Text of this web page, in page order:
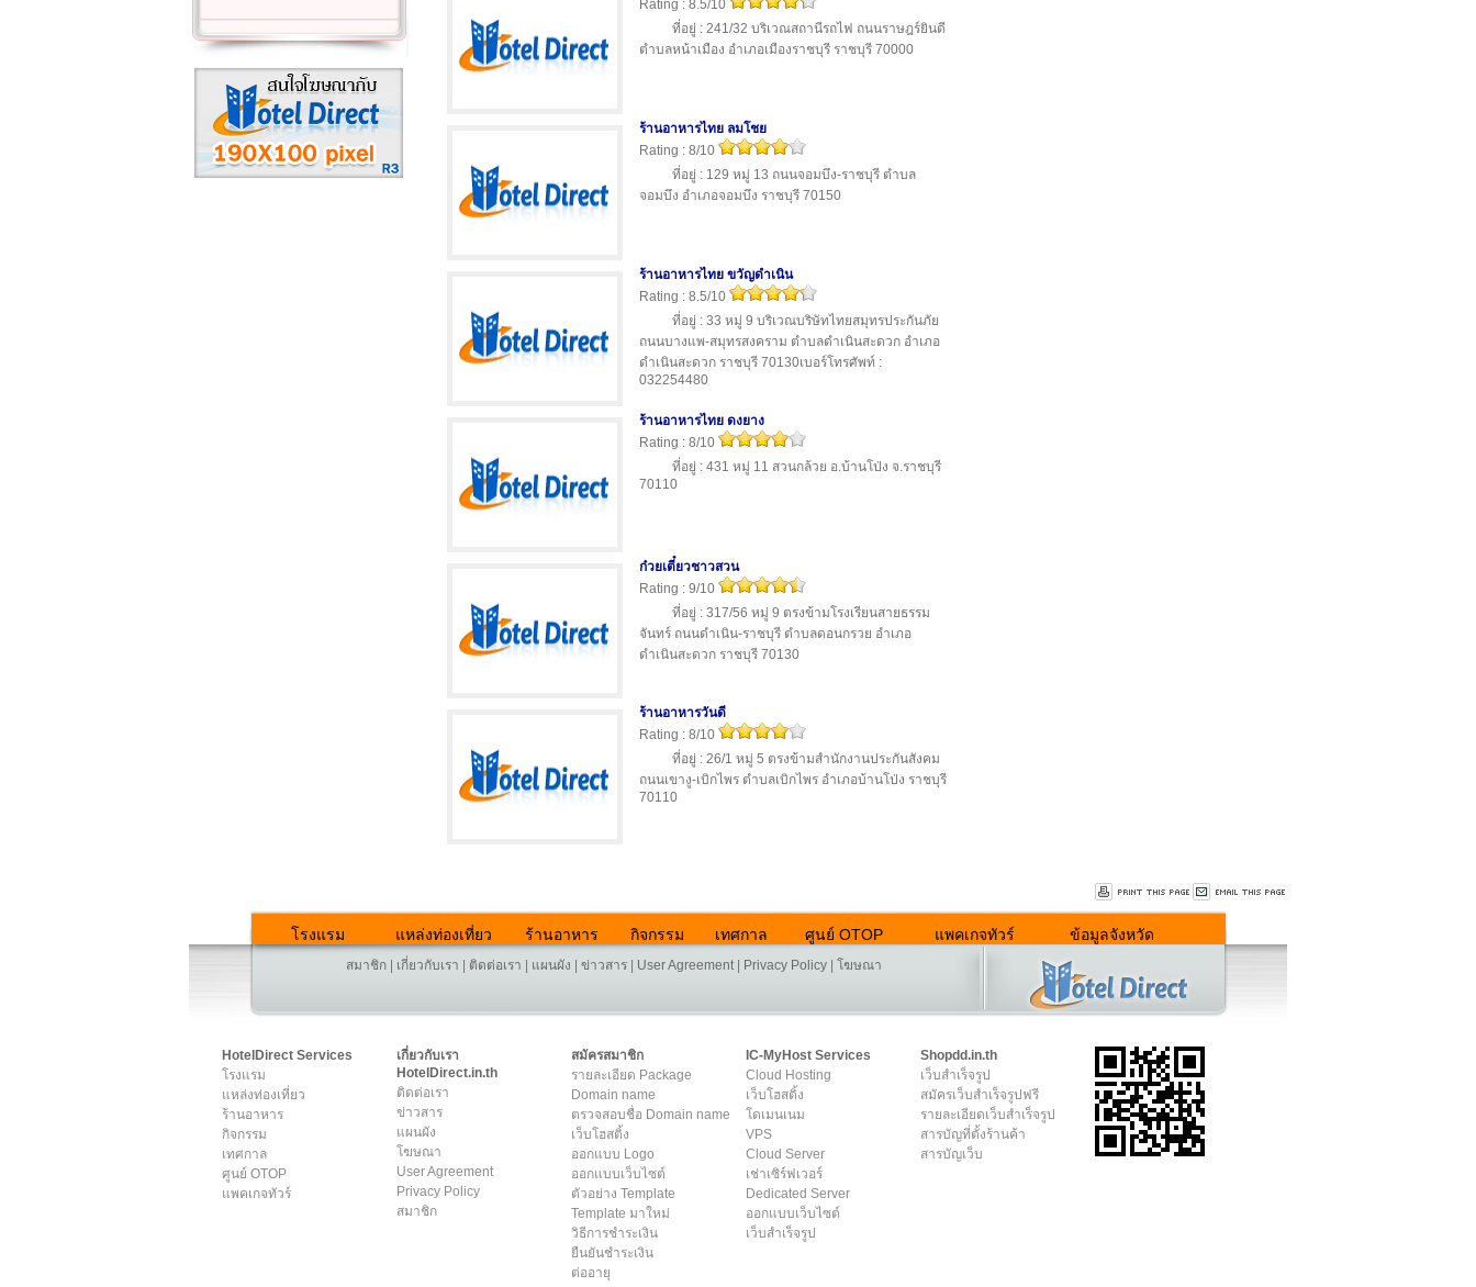
Rating : 8.5/10
ที่อยู่ : 241/32 บริเวณสถานีรถไฟ ถนนราษฎร์ยินดี
ตำบลหน้าเมือง อำเภอเมืองราชบุรี ราชบุรี 70000
ร้านอาหารไทย ลมโชย
Rating : 8/10
ที่อยู่ : 129 หมู่ 13 ถนนจอมบึง-ราชบุรี ตำบล
จอมบึง อำเภอจอมบึง ราชบุรี 70150
ร้านอาหารไทย ขวัญดำเนิน
Rating : 8.5/10
ที่อยู่ : 33 หมู่ 9 บริเวณบริษัทไทยสมุทรประกันภัย
ถนนบางแพ-สมุทรสงคราม ตำบลดำเนินสะดวก อำเภอ
ดำเนินสะดวก ราชบุรี 70130เบอร์โทรศัพท์ :
032254480
ร้านอาหารไทย ดงยาง
Rating : 8/10
ที่อยู่ : 431 หมู่ 11 สวนกล้วย อ.บ้านโป่ง จ.ราชบุรี
70110
ก๋วยเตี๋ยวชาวสวน
Rating : 9/10
ที่อยู่ : 317/56 หมู่ 9 ตรงข้ามโรงเรียนสายธรรม
จันทร์ ถนนดำเนิน-ราชบุรี ตำบลดอนกรวย อำเภอ
ดำเนินสะดวก ราชบุรี 70130
ร้านอาหารวันดี
Rating : 8/10
ที่อยู่ : 26/1 หมู่ 5 ตรงข้ามสำนักงานประกันสังคม
ถนนเขางู-เบิกไพร ตำบลเบิกไพร อำเภอบ้านโป่ง ราชบุรี
70110
โรงแรม แหล่งท่องเที่ยว ร้านอาหาร กิจกรรม เทศกาล ศูนย์ OTOP แพคเกจทัวร์ ข้อมูลจังหวัด
สมาชิก เกี่ยวกับเรา ติดต่อเรา แผนผัง ข่าวสาร User Agreement| Privacy Policy โฆษณา
HotelDirect Services
โรงแรม
แหล่งท่องเที่ยว
ร้านอาหาร
กิจกรรม
เทศกาล
ศูนย์ OTOP
แพคเกจทัวร์
เกี่ยวกับเรา
HotelDirect.in.th
ติดต่อเรา
ข่าวสาร
แผนผัง
โฆษณา
User Agreement
Privacy Policy
สมาชิก
สมัครสมาชิก
รายละเอียด Package
Domain name
ตรวจสอบชื่อ Domain name
เว็บโฮสติ้ง
ออกแบบ Logo
ออกแบบเว็บไซต์
ตัวอย่าง Template
Template มาใหม่
วิธีการชำระเงิน
ยืนยันชำระเงิน
ต่ออายุ
IC-MyHost Services
Cloud Hosting
เว็บโฮสติ้ง
โดเมนเนม
VPS
Cloud Server
เช่าเซิร์ฟเวอร์
Dedicated Server
ออกแบบเว็บไซต์
เว็บสำเร็จรูป
Shopdd.in.th
เว็บสำเร็จรูป
สมัครเว็บสำเร็จรูปฟรี
รายละเอียดเว็บสำเร็จรูป
สารบัญที่ตั้งร้านค้า
สารบัญเว็บ